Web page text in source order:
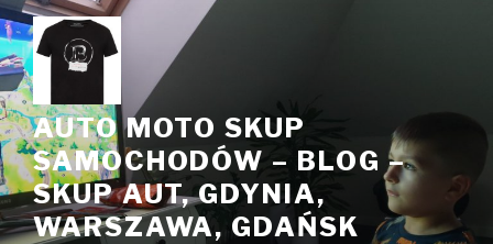
Przeskocz
do
treści
AUTO MOTO SKUP
SAMOCHODÓW – BLOG –
SKUP AUT, GDYNIA,
WARSZAWA, GDAŃSK